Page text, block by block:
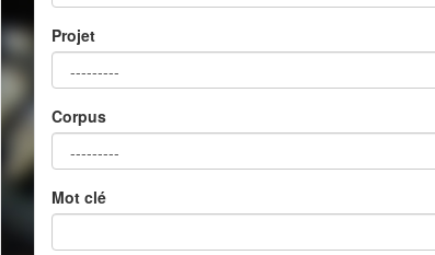
Projet
Corpus
Mot clé